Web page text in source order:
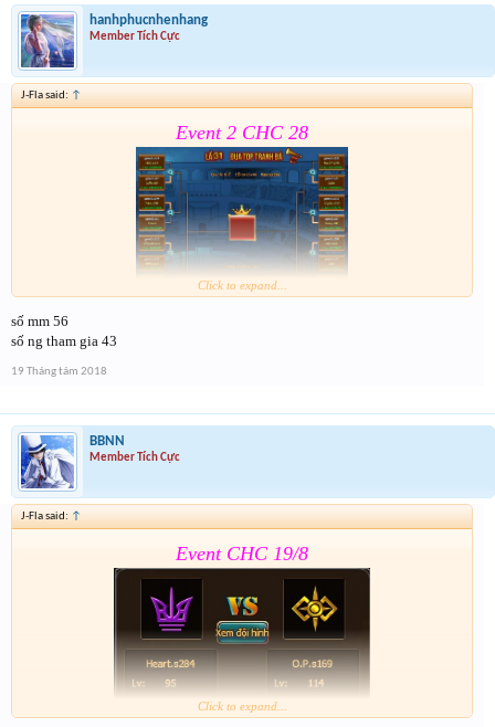
hanhphucnhenhang
Member Tích Cực
J-Fla said: ↑
Event 2 CHC 28
Click to expand...
số mm 56
số ng tham gia 43
19 Tháng tám 2018
BBNN
Member Tích Cực
J-Fla said: ↑
Event CHC 19/8
Click to expand...